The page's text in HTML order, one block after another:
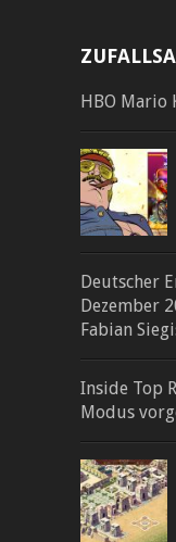
HBO Mario
Deutscher
Dezember
Fabian
Inside Top
Modus